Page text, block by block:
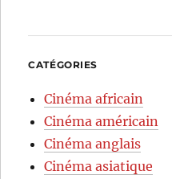
CATÉGORIES
Cinéma africain
Cinéma américain
Cinéma anglais
Cinéma asiatique